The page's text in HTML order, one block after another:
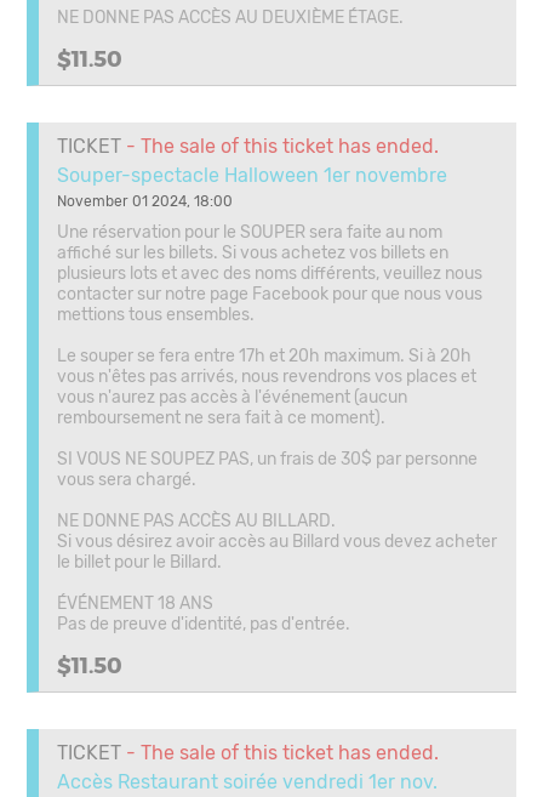
NE DONNE PAS ACCÈS AU DEUXIÈME ÉTAGE.
$11.50
TICKET - The sale of this ticket has ended.
Souper-spectacle Halloween 1er novembre
November 01 2024, 18:00
Une réservation pour le SOUPER sera faite au nom
affiché sur les billets. Si vous achetez vos billets en
plusieurs lots et avec des noms différents, veuillez nous
contacter sur notre page Facebook pour que nous vous
mettions tous ensembles.
Le souper se fera entre 17h et 20h maximum. Si à 20h
vous n'êtes pas arrivés, nous revendrons vos places et
vous n'aurez pas accès à l'événement (aucun
remboursement ne sera fait à ce moment).
SI VOUS NE SOUPEZ PAS, un frais de 30$ par personne
vous sera chargé.
NE DONNE PAS ACCÈS AU BILLARD.
Si vous désirez avoir accès au Billard vous devez acheter
le billet pour le Billard.
ÉVÉNEMENT 18 ANS
Pas de preuve d'identité, pas d'entrée.
$11.50
TICKET - The sale of this ticket has ended.
Accès Restaurant soirée vendredi 1er nov.